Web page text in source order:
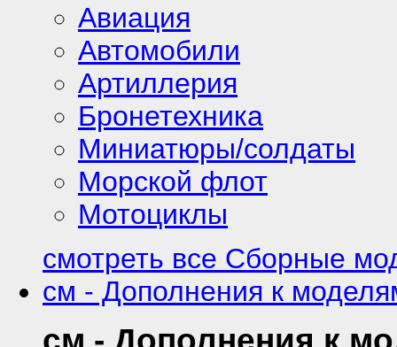
Авиация
Автомобили
Артиллерия
Бронетехника
Миниатюры/солдаты
Морской флот
Мотоциклы
смотреть все Сборные
см - Дополнения к